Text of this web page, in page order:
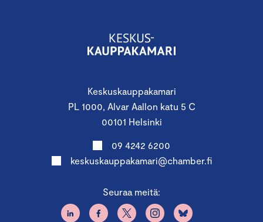
Keskuskauppakamari
PL 1000, Alvar Aallon katu 5 C
00101 Helsinki
09 4242 6200
keskuskauppakamari@chamber.fi
Seuraa meitä: